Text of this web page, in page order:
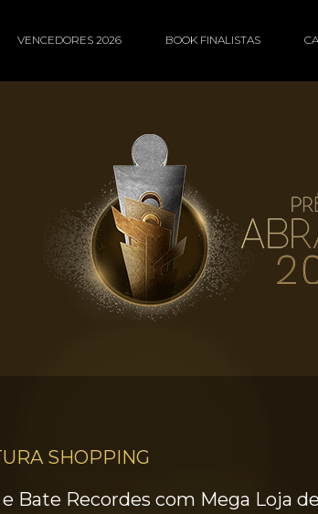
VENCEDORES 2026 BOOK FINALISTAS
SHOPPING
Bate Recordes com Mega Loja de